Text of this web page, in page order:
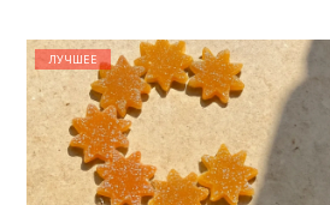
ЛУЧШЕЕ